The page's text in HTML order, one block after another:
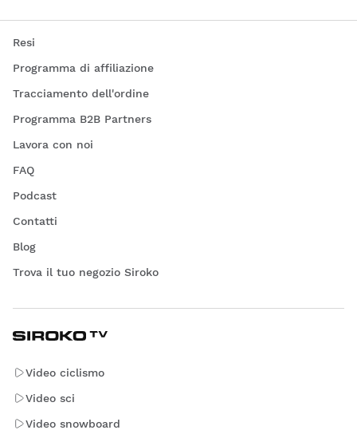
Resi
Programma di affiliazione
Tracciamento dell'ordine
Programma B2B Partners
Lavora con noi
FAQ
Podcast
Contatti
Blog
Trova il tuo negozio Siroko
Video ciclismo
Video sci
Video snowboard